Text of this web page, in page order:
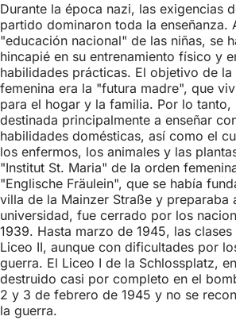
Durante la época nazi, las exigencias
partido dominaron toda la enseñanza.
"educación nacional" de las niñas, se
hincapié en su entrenamiento físico y
habilidades prácticas. El objetivo de
femenina era la "futura madre", que
para el hogar y la familia. Por lo tanto,
destinada principalmente a enseñar
habilidades domésticas, así como el
los enfermos, los animales y las
"Institut St. Maria" de la orden
"Englische Fräulein", que se había
villa de la Mainzer Straße y preparaba
universidad, fue cerrado por los
1939. Hasta marzo de 1945, las
Liceo II, aunque con dificultades por
guerra. El Liceo I de la Schlossplatz,
destruido casi por completo en el
2 y 3 de febrero de 1945 y no se
la guerra.